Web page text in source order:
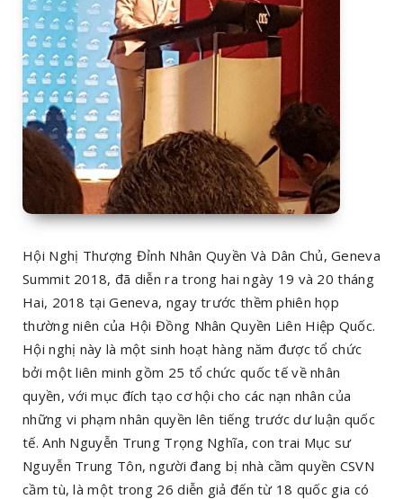
Hội Nghị Thượng Đỉnh Nhân Quyền Và Dân Chủ, Geneva
Summit 2018, đã diễn ra trong hai ngày 19 và 20 tháng
Hai, 2018 tại Geneva, ngay trước thềm phiên họp
thường niên của Hội Đồng Nhân Quyền Liên Hiệp Quốc.
Hội nghị này là một sinh hoạt hàng năm được tổ chức
bởi một liên minh gồm 25 tổ chức quốc tế về nhân
quyền, với mục đích tạo cơ hội cho các nạn nhân của
những vi phạm nhân quyền lên tiếng trước dư luận quốc
tế. Anh Nguyễn Trung Trọng Nghĩa, con trai Mục sư
Nguyễn Trung Tôn, người đang bị nhà cầm quyền CSVN
cầm tù, là một trong 26 diễn giả đến từ 18 quốc gia có